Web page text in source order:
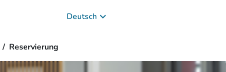
Deutsch keyboard_arrow_down
Reservierung